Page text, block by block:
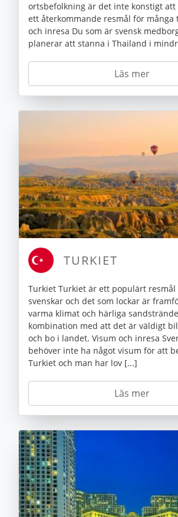
ortsbefolkning är det inte konstigt
ett återkommande resmål för många
och inresa Du som är svensk
planerar att stanna i Thailand i
Läs mer
TURKIET
Turkiet Turkiet är ett populärt resmål
svenskar och det som lockar är
varma klimat och härliga
kombination med att det är väldigt
och bo i landet. Visum och inresa
behöver inte ha något visum för att
Turkiet och man har lov [...]
Läs mer